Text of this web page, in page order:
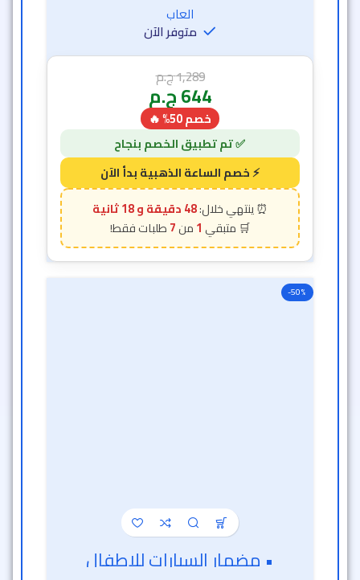
العاب
متوفر الآن
1,289ج.م
644ج.م
خصم 50% 🔥
48 دقيقة و 16 ثانية
1
7
-50%
• مضمار السيارات للاطفال